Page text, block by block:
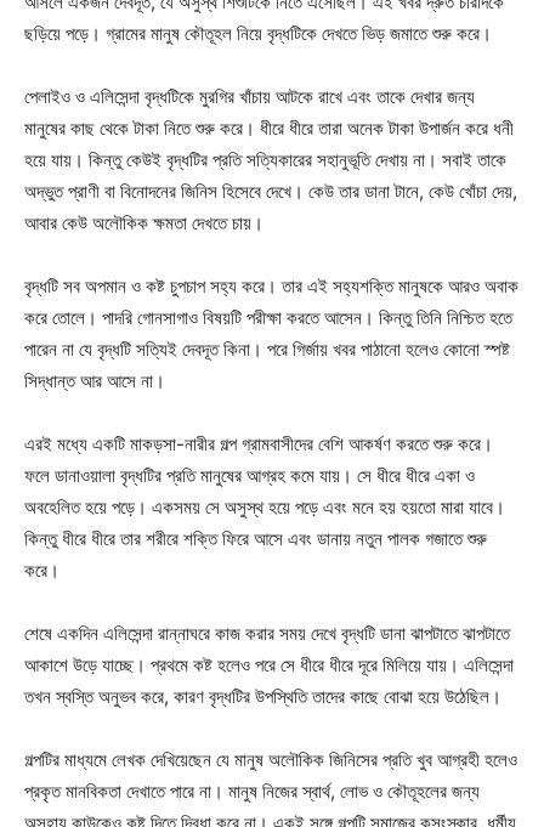
ছড়িয়ে পড়ে। গ্রামের মানুষ কৌতূহল নিয়ে বৃদ্ধটিকে দেখতে ভিড় জমাতে শুরু করে।
পেলাইও ও এলিসেন্দা বৃদ্ধটিকে মুরগির খাঁচায় আটকে রাখে এবং তাকে দেখার জন্য
মানুষের কাছ থেকে টাকা নিতে শুরু করে। ধীরে ধীরে তারা অনেক টাকা উপার্জন করে ধনী
হয়ে যায়। কিন্তু কেউই বৃদ্ধটির প্রতি সত্যিকারের সহানুভূতি দেখায় না। সবাই তাকে
অদ্ভুত প্রাণী বা বিনোদনের জিনিস হিসেবে দেখে। কেউ তার ডানা টানে, কেউ খোঁচা দেয়,
আবার কেউ অলৌকিক ক্ষমতা দেখতে চায়।
বৃদ্ধটি সব অপমান ও কষ্ট চুপচাপ সহ্য করে। তার এই সহ্যশক্তি মানুষকে আরও অবাক
করে তোলে। পাদরি গোনসাগাও বিষয়টি পরীক্ষা করতে আসেন। কিন্তু তিনি নিশ্চিত হতে
পারেন না যে বৃদ্ধটি সত্যিই দেবদূত কিনা। পরে গির্জায় খবর পাঠানো হলেও কোনো স্পষ্ট
সিদ্ধান্ত আর আসে না।
এরই মধ্যে একটি মাকড়সা-নারীর গল্প গ্রামবাসীদের বেশি আকর্ষণ করতে শুরু করে।
ফলে ডানাওয়ালা বৃদ্ধটির প্রতি মানুষের আগ্রহ কমে যায়। সে ধীরে ধীরে একা ও
অবহেলিত হয়ে পড়ে। একসময় সে অসুস্থ হয়ে পড়ে এবং মনে হয় হয়তো মারা যাবে।
কিন্তু ধীরে ধীরে তার শরীরে শক্তি ফিরে আসে এবং ডানায় নতুন পালক গজাতে শুরু
করে।
শেষে একদিন এলিসেন্দা রান্নাঘরে কাজ করার সময় দেখে বৃদ্ধটি ডানা ঝাপটাতে ঝাপটাতে
আকাশে উড়ে যাচ্ছে। প্রথমে কষ্ট হলেও পরে সে ধীরে ধীরে দূরে মিলিয়ে যায়। এলিসেন্দা
তখন স্বস্তি অনুভব করে, কারণ বৃদ্ধটির উপস্থিতি তাদের কাছে বোঝা হয়ে উঠেছিল।
গল্পটির মাধ্যমে লেখক দেখিয়েছেন যে মানুষ অলৌকিক জিনিসের প্রতি খুব আগ্রহী হলেও
প্রকৃত মানবিকতা দেখাতে পারে না। মানুষ নিজের স্বার্থ, লোভ ও কৌতূহলের জন্য